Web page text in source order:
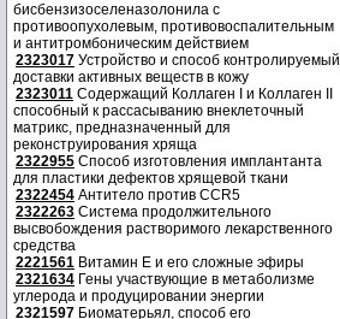
бисбензизоселеназолонила с
противоопухолевым, противовоспалительным
и антитромбоническим действием
2323017 Устройство и способ контролируемый
доставки активных веществ в кожу
2323011 Содержащий Коллаген I и Коллаген II
способный к рассасыванию внеклеточный
матрикс, предназначенный для
реконструирования хряща
2322955 Способ изготовления имплантанта
для пластики дефектов хрящевой ткани
2322454 Антитело против CCR5
2322263 Система продолжительного
высвобождения растворимого лекарственного
средства
2221561 Витамин Е и его сложные эфиры
2321634 Гены участвующие в метаболизме
углерода и продуцировании энергии
2321597 Биоматерьял, способ его